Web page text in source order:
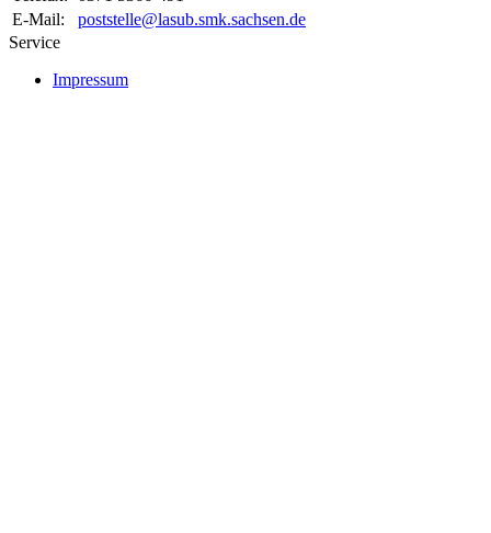
E-Mail:
poststelle@lasub.smk.sachsen.de
Service
Impressum